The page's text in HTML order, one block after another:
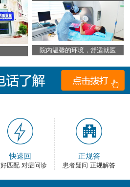
院内温馨的环境，舒适就医
快速回
匹配 对症问诊
正规答
患者疑问 正规解答